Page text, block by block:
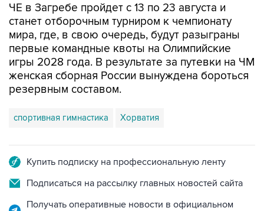
ЧЕ в Загребе пройдет с 13 по 23 августа и
станет отборочным турниром к чемпионату
мира, где, в свою очередь, будут разыграны
первые командные квоты на Олимпийские
игры 2028 года. В результате за путевки на ЧМ
женская сборная России вынуждена бороться
резервным составом.
спортивная гимнастика Хорватия
Купить подписку на профессиональную ленту
Подписаться на рассылку главных новостей сайта
Получать оперативные новости в официальном